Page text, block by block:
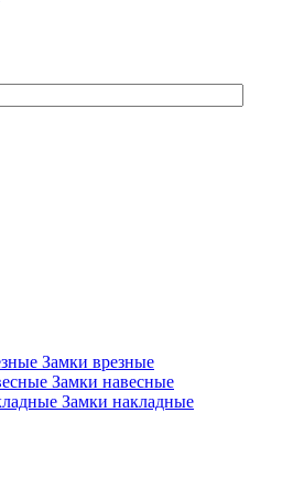
Замки врезные
Замки навесные
Замки накладные